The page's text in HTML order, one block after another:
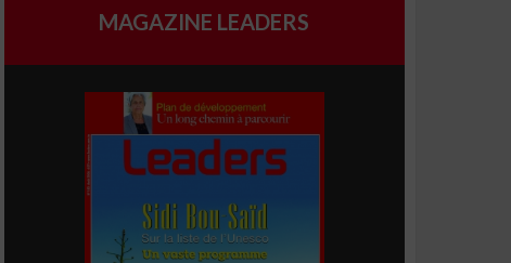
MAGAZINE LEADERS